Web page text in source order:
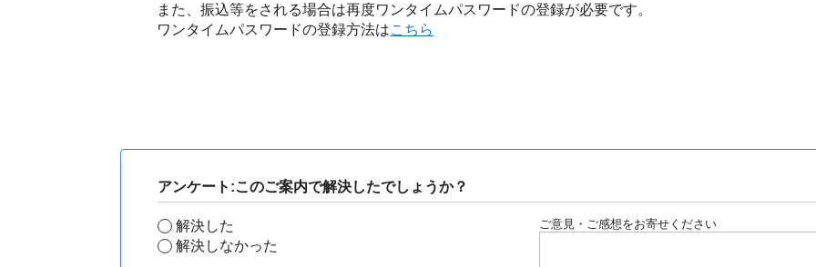
また、振込等をされる場合は再度ワンタイムパスワードの登録が必要です。
ワンタイムパスワードの登録方法はこちら
アンケート:このご案内で解決したでしょうか？
解決した
解決しなかった
ご意見・ご感想をお寄せください